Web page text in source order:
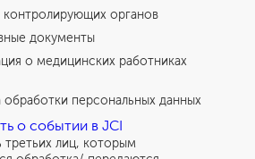
контролирующих органов
документы
о медицинских работниках
обработки персональных данных
о событии в JCI
третьих лиц, которым